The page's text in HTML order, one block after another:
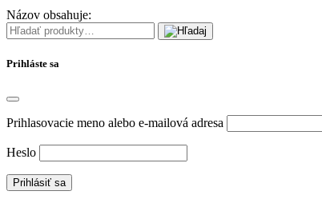
Názov obsahuje:
Prihláste sa
Prihlasovacie meno alebo e-mailová adresa
Heslo